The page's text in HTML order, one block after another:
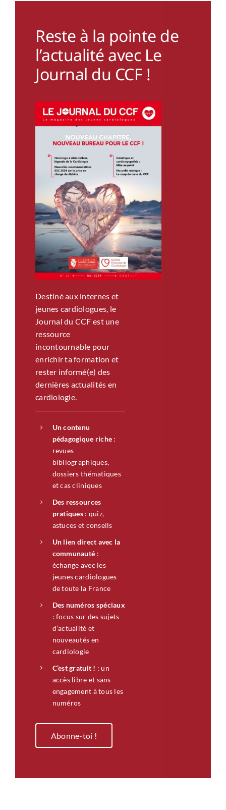
Reste à la pointe de
l’actualité avec Le
Journal du CCF !
Destiné aux internes et
jeunes cardiologues, le
Journal du CCF est une
ressource
incontournable pour
enrichir ta formation et
rester informé(e) des
dernières actualités en
cardiologie.
Un contenu
pédagogique riche :
revues
bibliographiques,
dossiers thématiques
et cas cliniques
Des ressources
pratiques : quiz,
astuces et conseils
Un lien direct avec la
communauté :
échange avec les
jeunes cardiologues
de toute la France
Des numéros spéciaux
: focus sur des sujets
d’actualité et
nouveautés en
cardiologie
C’est gratuit ! : un
accès libre et sans
engagement à tous les
numéros
Abonne-toi !